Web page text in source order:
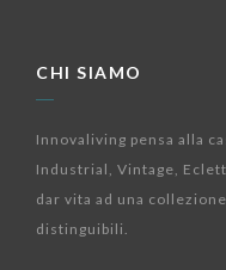
CHI SIAMO
Innovaliving pensa alla
Industrial, Vintage,
dar vita ad una
distinguibili.